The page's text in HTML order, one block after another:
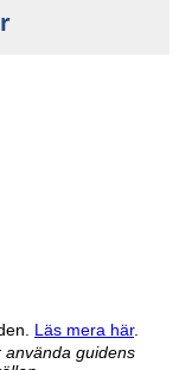
Läs mera här.
använda guidens